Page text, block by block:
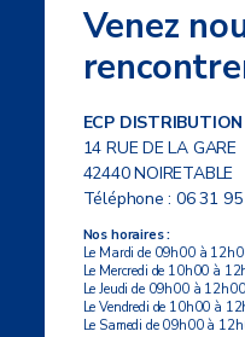
Venez
ECP DISTRIBUTION
14 RUE DE LA GARE
42440 NOIRETABLE
Téléphone :06 31
Nos horaires :
Le Mardi de 09h00 à
Le Mercredi de 10h00 à
Le Jeudi de 09h00 à
Le Vendredi de 10h00 à
Le Samedi de 09h00 à